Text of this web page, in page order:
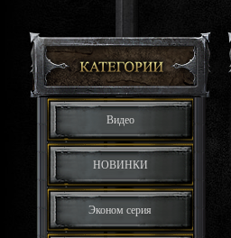
Видео
НОВИНКИ
Эконом серия